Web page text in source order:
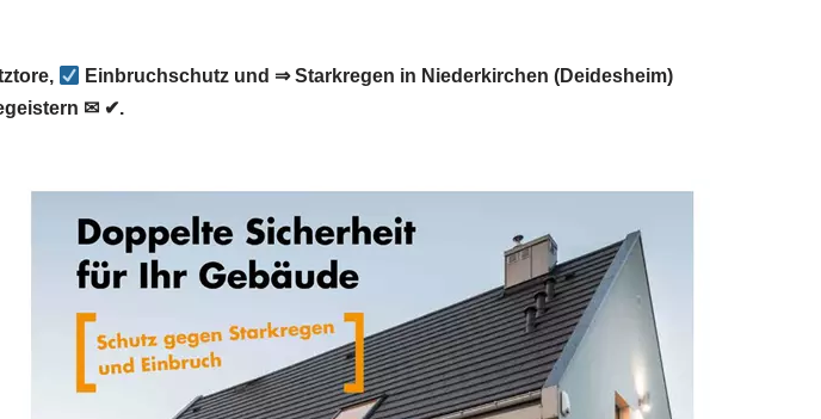
Einbruchschutz und ⇒ Starkregen in Niederkirchen (Deidesheim)
✉ ✔.